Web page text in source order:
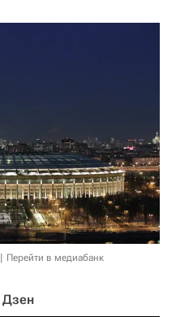
Перейти в медиабанк
Дзен